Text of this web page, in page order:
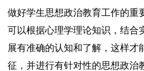
做好学生思想政治教育工作的重
可以根据心理学理论知识，结合
展有准确的认知和了解，这样才
征，并进行有针对性的思想政治